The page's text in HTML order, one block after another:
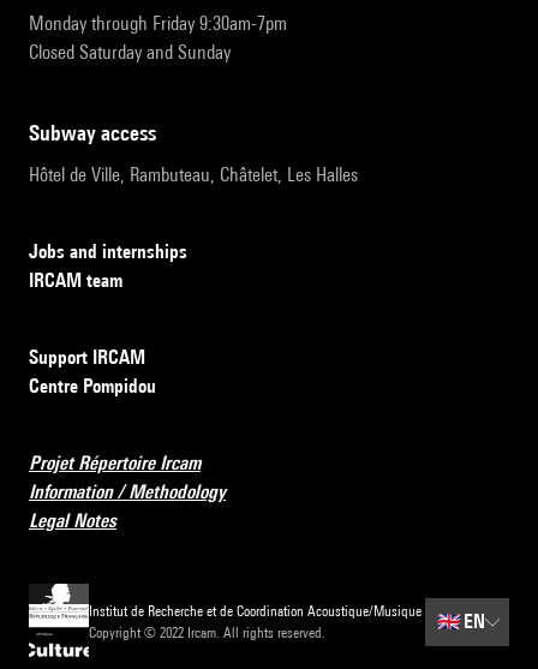
Monday through Friday 9:30am-7pm
Closed Saturday and Sunday
subway access
Hôtel de Ville, Rambuteau, Châtelet, Les Halles
Jobs and internships
IRCAM team
Support IRCAM
Centre Pompidou
Projet Répertoire Ircam
Information / Methodology
Legal Notes
Institut de Recherche et de Coordination Acoustique/Musique
Copyright © 2022 Ircam. All rights reserved.
🇬🇧 EN